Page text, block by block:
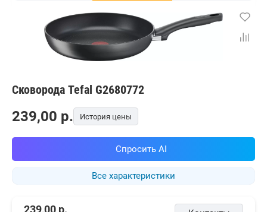
Сковорода Tefal G2680772
Все характеристики
239,00 p. История цены
Спросить AI
239,00 р.